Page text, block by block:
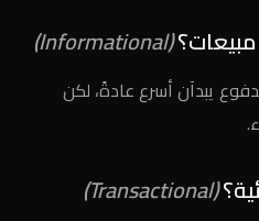
مبيعات؟(Informational)
يبدآن أسرع عادةً، لكن
(Transactional)